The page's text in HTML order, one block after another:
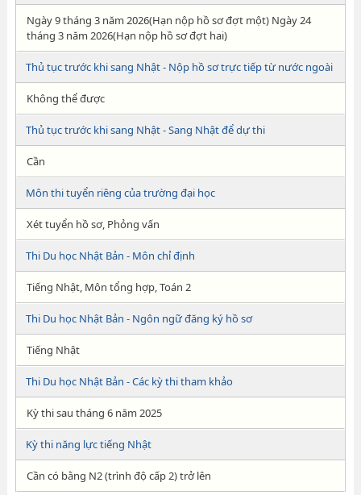
Ngày 9 tháng 3 năm 2026(Hạn nộp hồ sơ đợt một) Ngày 24
tháng 3 năm 2026(Hạn nộp hồ sơ đợt hai)
Thủ tục trước khi sang Nhật - Nộp hồ sơ trực tiếp từ nước ngoài
Không thể được
Thủ tục trước khi sang Nhật - Sang Nhật để dự thi
Cần
Môn thi tuyển riêng của trường đại học
Xét tuyển hồ sơ, Phỏng vấn
Thi Du học Nhật Bản - Môn chỉ định
Tiếng Nhật, Môn tổng hợp, Toán 2
Thi Du học Nhật Bản - Ngôn ngữ đăng ký hồ sơ
Tiếng Nhật
Thi Du học Nhật Bản - Các kỳ thi tham khảo
Kỳ thi sau tháng 6 năm 2025
Kỳ thi năng lực tiếng Nhật
Cần có bằng N2 (trình độ cấp 2) trở lên